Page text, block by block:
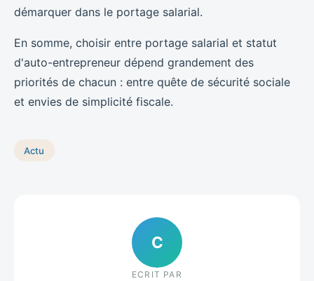
démarquer dans le portage salarial.
En somme, choisir entre portage salarial et statut
d'auto-entrepreneur dépend grandement des
priorités de chacun : entre quête de sécurité sociale
et envies de simplicité fiscale.
Actu
C
ECRIT PAR